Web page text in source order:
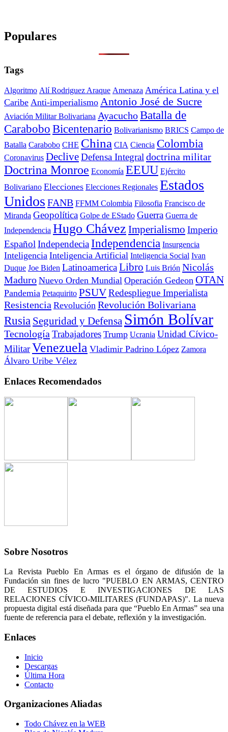
Populares
Tags
Algoritmo Alí Rodriguez Araque Amenaza América Latina y el
Caribe Anti-imperialismo Antonio José de Sucre
Aviación Militar Bolivariana AyacuchoBatalla de
Carabobo Bicentenario Bolivarianismo BRICS Campo de
Batalla Carabobo CHE China CIA Ciencia Colombia
Coronavirus DecliveDefensa Integraldoctrina militar
Doctrina Monroe Economía EEUU Ejército
Bolivariano Elecciones Elecciones Regionales Estados
Unidos FANB FFMM Colombia Filosofia Francisco de
Miranda Geopolítica Golpe de EStado Guerra Guerra de
Independencia Hugo Chávez Imperialismo Imperio
EspañolIndependeciaIndependencia Insurgencia
Inteligencia Inteligencia Artificial Inteligencia Social Ivan
Duque Joe Biden LatinoamericaLibro Luis Brión Nicolás
Maduro Nuevo Orden Mundial Operación Gedeon OTAN
Pandemia Petaquirito PSUVRedespliegue Imperialista
Resistencia Revolución Revolución Bolivariana
Rusia Seguridad y Defensa Simón Bolívar
Tecnología Trabajadores Trump Ucrania Unidad Cívico-
MilitarVenezuela Vladimir Padrino López Zamora
Álvaro Uribe Vélez
Enlaces Recomendados
Sobre Nosotros
La Revista Pueblo En Armas es el órgano de difusión de la
Fundación sin fines de lucro "PUEBLO EN ARMAS, CENTRO
DE ESTUDIOS E INVESTIGACIONES DE LAS
RELACIONES CÍVICO-MILITARES (FUNDAPAS)". La nueva
propuesta digital está diseñada para que “Pueblo En Armas” sea una
fuente de referencia para el debate, reflexión y la investigación.
Enlaces
Inicio
Descargas
Última Hora
Contacto
Organizaciones Aliadas
Todo Chávez en la WEB